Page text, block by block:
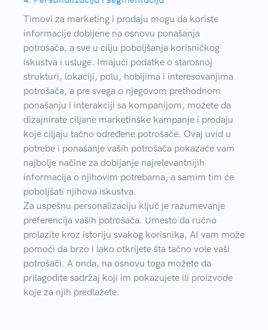
Timovi za marketing i prodaju mogu da koriste
informacije dobijene na osnovu ponašanja
potrošača, a sve u cilju poboljšanja korisničkog
iskustva i usluge. Imajući podatke o starosnoj
strukturi, lokaciji, polu, hobijima i interesovanjima
potrošača, a pre svega o njegovom prethodnom
ponašanju i interakciji sa kompanijom, možete da
dizajnirate ciljane marketinške kampanje i prodaju
koje ciljaju tačno određene potrošače. Ovaj uvid u
potrebe i ponašanje vaših potrošača pokazaće vam
najbolje načine za dobijanje najrelevantnijih
informacija o njihovim potrebama, a samim tim će
poboljšati njihova iskustva.
Za uspešnu personalizaciju ključ je razumevanje
preferencija vaših potrošača. Umesto da ručno
prolazite kroz istoriju svakog korisnika, AI vam može
pomoći da brzo i lako otkrijete šta tačno vole vaši
potrošači. A onda, na osnovu toga možete da
prilagodite sadržaj koji im pokazujete ili proizvode
koje za njih predlažete.